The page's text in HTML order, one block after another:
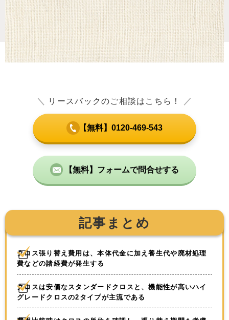
＼ リースバックのご相談はこちら！ ／
【無料】0120-469-543
【無料】フォームで問合せする
記事まとめ
クロス張り替え費用は、本体代金に加え養生代や廃材処理
費などの諸経費が発生する
クロスは安価なスタンダードクロスと、機能性が高いハイ
グレードクロスの2タイプが主流である